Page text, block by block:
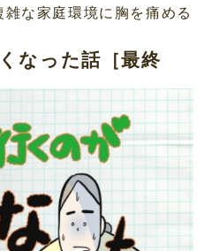
な家庭環境に胸を痛める
なった話［最終